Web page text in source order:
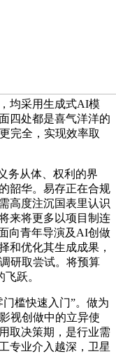
均采用生成式AI模
四处都是喜气洋洋的
完全，实现效率取
从体、权利的界
韶华。易存正在合规
高度注沉国表里认识
来将更多以项目制连
向青年导演及AI创做
和优化其生成成果，
研取尝试。将预算
跃。
槛快速入门”。做为
视创做中的立异使
取决策期，是行业需
专业介入越深，卫星